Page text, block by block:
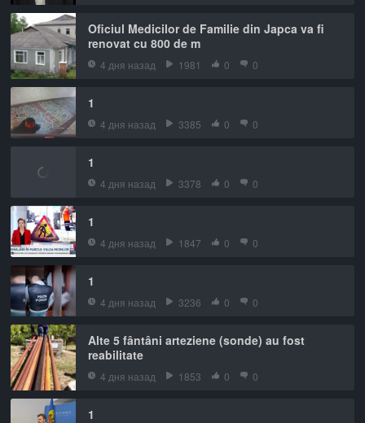
Oficiul Medicilor de Familie din Japca va fi
renovat cu 800 de m
4 дня назад 1981 0 0
1
4 дня назад 3385 0 0
1
4 дня назад 3378 0 0
1
4 дня назад 1847 0 0
1
4 дня назад 3236 0 0
Alte 5 fântâni arteziene (sonde) au fost
reabilitate
4 дня назад 1853 0 0
1